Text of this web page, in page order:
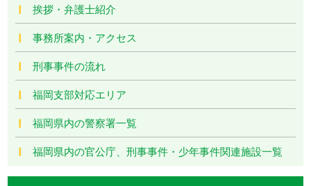
挨拶・弁護士紹介
事務所案内・アクセス
刑事事件の流れ
福岡支部対応エリア
福岡県内の警察署一覧
福岡県内の官公庁、刑事事件・少年事件関連施設一覧